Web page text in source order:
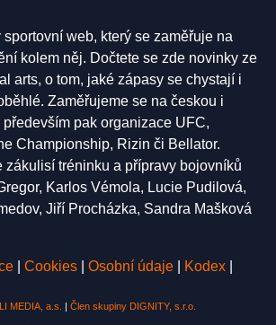
sportovní web, který se zaměřuje na
kolem něj. Dočtete se zde novinky ze
arts, o tom, jaké zápasy se chystají i
Zaměřujeme se na českou i
pak organizace UFC,
Championship, Rizin či Bellator.
zákulisí tréninku a přípravy bojovníků
Karlos Vémola, Lucie Pudilová,
Jiří Procházka, Sandra Mašková
Cookies Osobní údaje Kodex
MEDIA, a.s. Člen skupiny DIGNITY, s.r.o.